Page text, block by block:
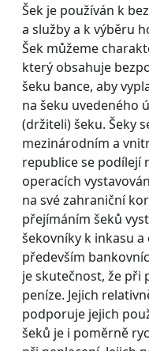
Šek je používán k
a služby a k výběru
Šek můžeme
který obsahuje
šeku bance, aby
na šeku uvedeného
(držiteli) šeku. Šeky
mezinárodním a
republice se podílejí
operacích
na své zahraniční
přejímáním šeků
šekovníky k inkasu
především
je skutečnost, že při
peníze. Jejich
podporuje jejich
šeků je i poměrně